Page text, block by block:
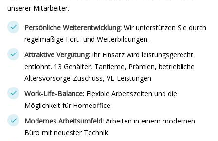
unserer Mitarbeiter.
Persönliche Weiterentwicklung: Wir unterstützen Sie durch
regelmäßige Fort- und Weiterbildungen.
Attraktive Vergütung: Ihr Einsatz wird leistungsgerecht
entlohnt. 13 Gehälter, Tantieme, Prämien, betriebliche
Altersvorsorge-Zuschuss, VL-Leistungen
Work-Life-Balance: Flexible Arbeitszeiten und die
Möglichkeit für Homeoffice.
Modernes Arbeitsumfeld: Arbeiten in einem modernen
Büro mit neuester Technik.